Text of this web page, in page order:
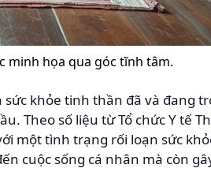
minh họa qua góc tĩnh tâm.
khỏe tinh thần đã và đang
Theo số liệu từ Tổ chức Y tế
một tình trạng rối loạn sức
cuộc sống cá nhân mà còn